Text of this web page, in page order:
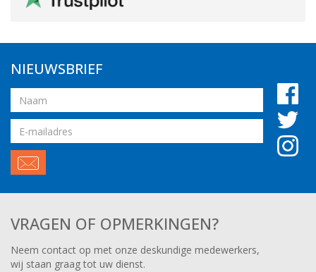
NIEUWSBRIEF
Naam
Email
adres
VRAGEN OF OPMERKINGEN?
Neem contact op met onze deskundige medewerkers,
wij staan graag tot uw dienst.